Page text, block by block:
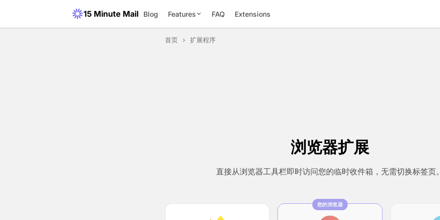
15 Minute Mail Blog Features FAQ Extensions
首页 › 扩展程序
浏览器扩展
直接从浏览器工具栏即时访问您的临时收件箱，无需切换标签页
您的浏览器